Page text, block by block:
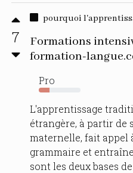
7
pourquoi
Formations
formation-
Pro
25%
L'apprentissage
étrangère, à partir de
maternelle, fait appel
grammaire et
sont les deux bases